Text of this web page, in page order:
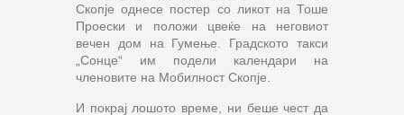
Скопје однесе постер со ликот на Тоше
Проески и положи цвеќе на неговиот
вечен дом на Гумење. Градското такси
„Сонце“ им подели календари на
членовите на Мобилност Скопје.
И покрај лошото време, ни беше чест да